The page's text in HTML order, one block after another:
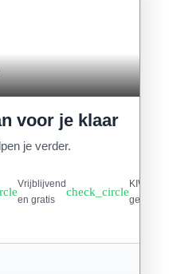
voor je klaar
je verder.
Vrijblijvend
en gratis
check_circle
KIWA